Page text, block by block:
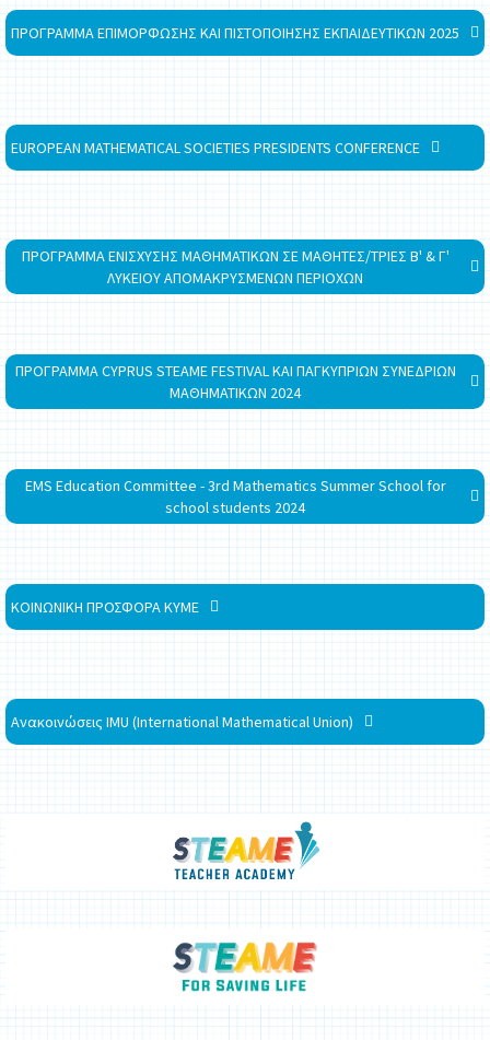
ΠΡΟΓΡΑΜΜΑ ΕΠΙΜΟΡΦΩΣΗΣ ΚΑΙ ΠΙΣΤΟΠΟΙΗΣΗΣ ΕΚΠΑΙΔΕΥΤΙΚΩΝ 2025
EUROPEAN MATHEMATICAL SOCIETIES PRESIDENTS CONFERENCE
ΠΡΟΓΡΑΜΜΑ ΕΝΙΣΧΥΣΗΣ ΜΑΘΗΜΑΤΙΚΩΝ ΣΕ ΜΑΘΗΤΕΣ/ΤΡΙΕΣ Β' & Γ'
ΛΥΚΕΙΟΥ ΑΠΟΜΑΚΡΥΣΜΕΝΩΝ ΠΕΡΙΟΧΩΝ
ΠΡΟΓΡΑΜΜΑ CYPRUS STEAME FESTIVAL ΚΑΙ ΠΑΓΚΥΠΡΙΩΝ ΣΥΝΕΔΡΙΩΝ
ΜΑΘΗΜΑΤΙΚΩΝ 2024
EMS Education Committee - 3rd Mathematics Summer School for
school students 2024
ΚΟΙΝΩΝΙΚΗ ΠΡΟΣΦΟΡΑ ΚΥΜΕ
Ανακοινώσεις IMU (International Mathematical Union)